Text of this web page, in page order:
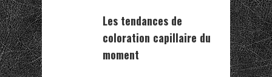
Les tendances de
coloration capillaire du
moment